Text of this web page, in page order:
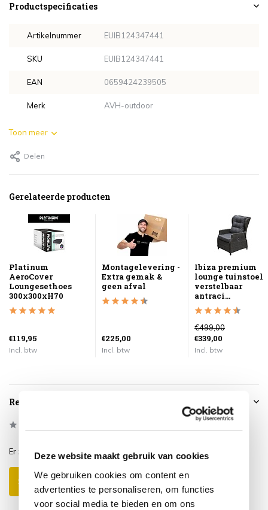
Deze website maakt gebruik van cookies
We gebruiken cookies om content en
advertenties te personaliseren, om functies
voor social media te bieden en om ons
Productspecificaties
Artikelnummer EUIB124347441
SKU EUIB124347441
EAN 0659424239505
Merk AVH-outdoor
Toon meer
Delen
Gerelateerde producten
Platinum
AeroCover
Loungesethoes
300x300xH70
€119,95
Incl. btw
Montagelevering -
Extra gemak &
geen afval
€225,00
Incl. btw
Ibiza premium
lounge tuinstoel
verstelbaar
antraci...
€499,00
€339,00
Incl. btw
Reviews
Er zijn nog geen reviews geschreven over dit product..
Schrijf je eigen review